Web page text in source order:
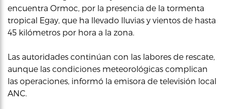
encuentra Ormoc, por la presencia de la tormenta
tropical Egay, que ha llevado lluvias y vientos de hasta
45 kilómetros por hora a la zona.
Las autoridades continúan con las labores de rescate,
aunque las condiciones meteorológicas complican
las operaciones, informó la emisora de televisión local
ANC.